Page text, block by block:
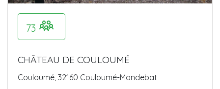
73
CHÂTEAU DE COULOUMÉ
Couloumé, 32160 Couloumé-Mondebat